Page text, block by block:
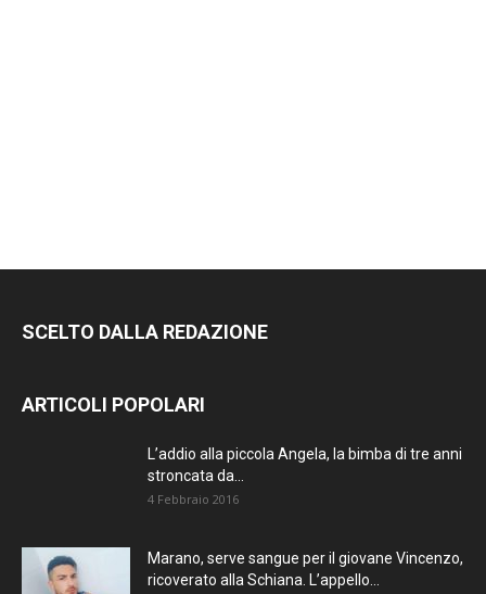
SCELTO DALLA REDAZIONE
ARTICOLI POPOLARI
L’addio alla piccola Angela, la bimba di tre anni
stroncata da...
4 Febbraio 2016
Marano, serve sangue per il giovane Vincenzo,
ricoverato alla Schiana. L’appello...